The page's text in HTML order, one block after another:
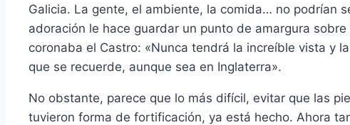
Galicia. La gente, el ambiente, la comida… no podrían
adoración le hace guardar un punto de amargura
coronaba el Castro: «Nunca tendrá la increíble vista y
que se recuerde, aunque sea en Inglaterra».
No obstante, parece que lo más difícil, evitar que las
tuvieron forma de fortificación, ya está hecho. Ahora